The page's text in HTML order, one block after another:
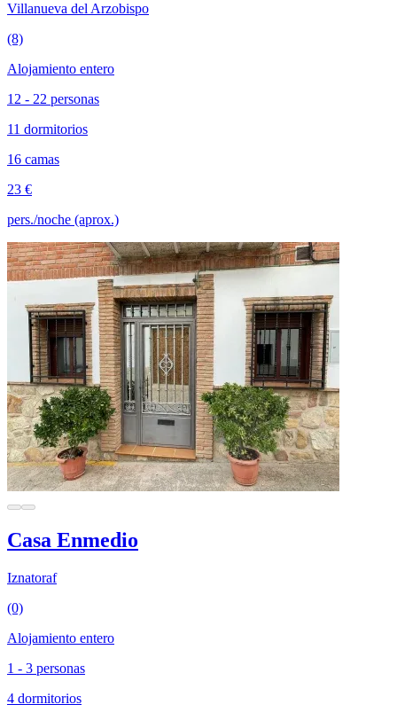
Villanueva del Arzobispo
(8)
Alojamiento entero
12 - 22 personas
11 dormitorios
16 camas
23 €
pers./noche (aprox.)
Casa Enmedio
Iznatoraf
(0)
Alojamiento entero
1 - 3 personas
4 dormitorios